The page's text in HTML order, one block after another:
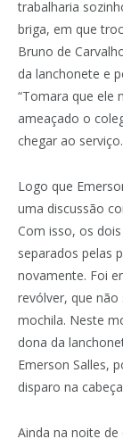
trabalharia
briga, em que
Bruno de
da lanchonete e
“Tomara que ele
ameaçado o
chegar ao serviço.
Logo que
uma discussão
Com isso, os
separados pelas
novamente. Foi
revólver, que
mochila. Neste
dona da
Emerson Salles,
disparo na
Ainda na noite